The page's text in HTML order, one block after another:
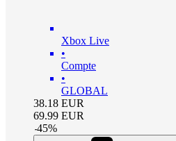
Xbox Live
•
Compte
•
GLOBAL
38.18 EUR
69.99 EUR
-45%